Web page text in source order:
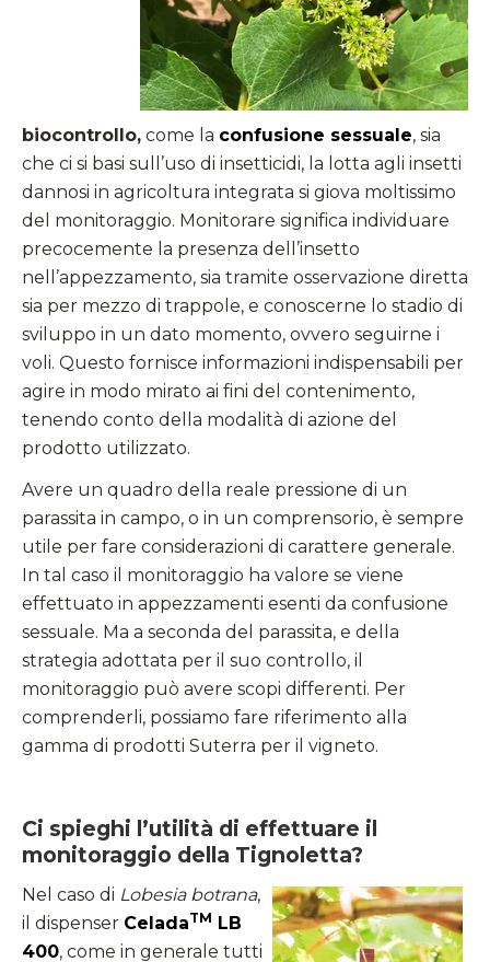
biocontrollo, come la confusione sessuale, sia
che ci si basi sull’uso di insetticidi, la lotta agli insetti
dannosi in agricoltura integrata si giova moltissimo
del monitoraggio. Monitorare significa individuare
precocemente la presenza dell’insetto
nell’appezzamento, sia tramite osservazione diretta
sia per mezzo di trappole, e conoscerne lo stadio di
sviluppo in un dato momento, ovvero seguirne i
voli. Questo fornisce informazioni indispensabili per
agire in modo mirato ai fini del contenimento,
tenendo conto della modalità di azione del
prodotto utilizzato.
Avere un quadro della reale pressione di un
parassita in campo, o in un comprensorio, è sempre
utile per fare considerazioni di carattere generale.
In tal caso il monitoraggio ha valore se viene
effettuato in appezzamenti esenti da confusione
sessuale. Ma a seconda del parassita, e della
strategia adottata per il suo controllo, il
monitoraggio può avere scopi differenti. Per
comprenderli, possiamo fare riferimento alla
gamma di prodotti Suterra per il vigneto.
Ci spieghi l’utilità di effettuare il
monitoraggio della Tignoletta?
Nel caso di Lobesia botrana,
il dispenser CeladaTM LB
400, come in generale tutti